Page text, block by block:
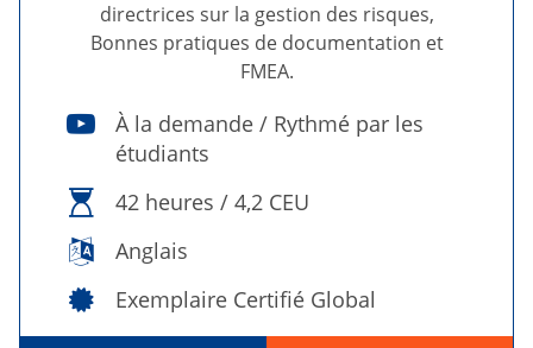
directrices sur la gestion des risques,
Bonnes pratiques de documentation et
FMEA.
À la demande / Rythmé par les
étudiants
42 heures / 4,2 CEU
Anglais
Exemplaire Certifié Global